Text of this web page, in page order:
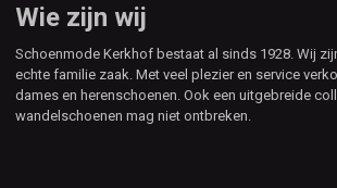
Wie zijn wij
Schoenmode Kerkhof bestaat al sinds 1928. Wij
echte familie zaak. Met veel plezier en service
dames en herenschoenen. Ook een uitgebreide
wandelschoenen mag niet ontbreken.